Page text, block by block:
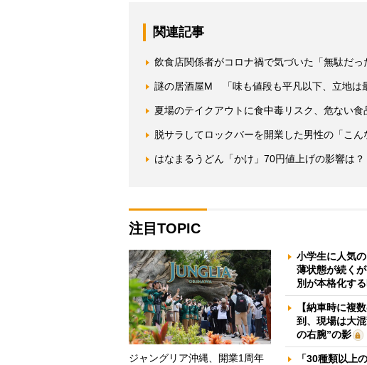
関連記事
飲食店関係者がコロナ禍で気づいた「無駄だっ
謎の居酒屋M 「味も値段も平凡以下、立地は
夏場のテイクアウトに食中毒リスク、危ない
脱サラしてロックバーを開業した男性の「こ
はなまるうどん「かけ」70円値上げの影響は
注目TOPIC
ジャングリア沖縄、開業1周年
小学生に人気
薄状態が続く
別が本格化する
【納車時に複
到、現場は大
の右腕”の影
「30種類以上